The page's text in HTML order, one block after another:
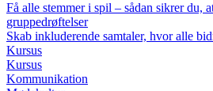
Få alle stemmer i spil – sådan sikrer du,
gruppedrøftelser
Skab inkluderende samtaler, hvor alle
Kursus
Kursus
Kommunikation